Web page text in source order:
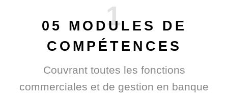
1
05 MODULES DE
COMPÉTENCES
Couvrant toutes les fonctions
commerciales et de gestion en banque